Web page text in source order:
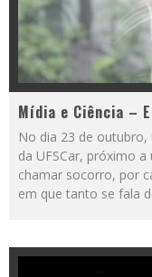
Mídia e Ciência –
No dia 23 de
da UFSCar, próximo
chamar socorro, por
em que tanto se fala